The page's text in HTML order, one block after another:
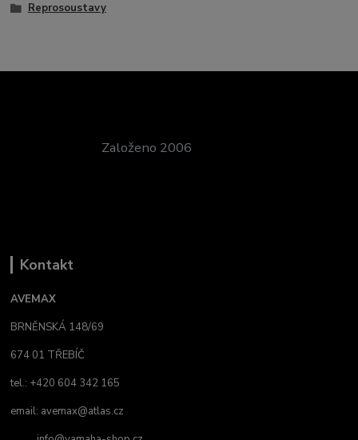
Reprosoustavy
Založeno 2006
Kontakt
AVEMAX
BRNĚNSKÁ 148/69
674 01 TŘEBÍČ
tel.: +420 604 342 165
email: avemax@atlas.cz